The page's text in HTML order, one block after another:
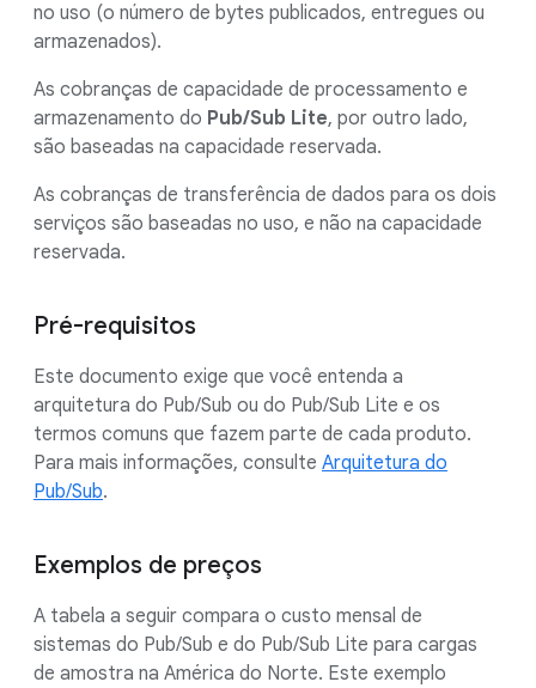
no uso (o número de bytes publicados, entregues ou
armazenados).
As cobranças de capacidade de processamento e
armazenamento do Pub/Sub Lite, por outro lado,
são baseadas na capacidade reservada.
As cobranças de transferência de dados para os dois
serviços são baseadas no uso, e não na capacidade
reservada.
Pré-requisitos
Este documento exige que você entenda a
arquitetura do Pub/Sub ou do Pub/Sub Lite e os
termos comuns que fazem parte de cada produto.
Para mais informações, consulte Arquitetura do
Pub/Sub.
Exemplos de preços
A tabela a seguir compara o custo mensal de
sistemas do Pub/Sub e do Pub/Sub Lite para cargas
de amostra na América do Norte. Este exemplo